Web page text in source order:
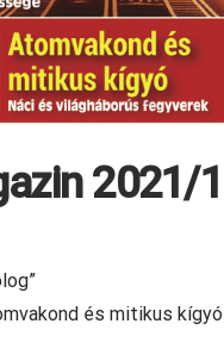
2021/1
és mitikus kígyó